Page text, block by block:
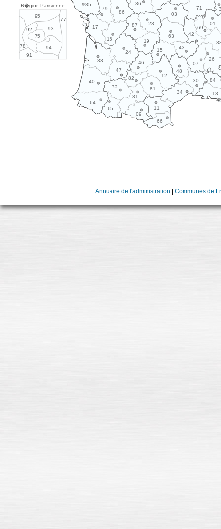
R�gion Parisienne
77
78
91
95
93
75
94
92
11
12
13
15
16
17
19
23
24
26
30
31
32
33
34
36
40
42
43
46
47
48
63
64
65
66
69
01
03
07
09
71
79
81
82 84
85
86
87
Annuaire de l'administration Communes de